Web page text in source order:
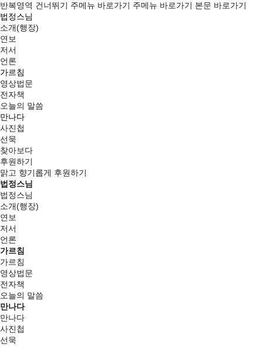
반복영역 건너뛰기 주메뉴 바로가기 주메뉴 바로가기 본문 바로가기
법정스님
소개(행장)
연보
저서
언론
가르침
영상법문
전자책
오늘의 말씀
만나다
사진첩
선묵
찾아보다
후원하기
맑고 향기롭게 후원하기
법정스님
법정스님
소개(행장)
연보
저서
언론
가르침
가르침
영상법문
전자책
오늘의 말씀
만나다
만나다
사진첩
선묵